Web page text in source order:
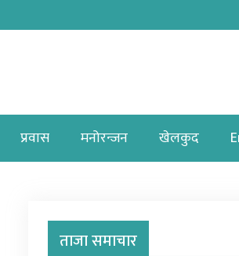
प्रवास मनोरन्जन खेलकुद
ताजा समाचार